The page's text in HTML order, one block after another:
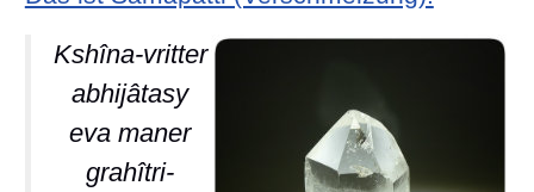
Kshîna-vritter
abhijâtasy
eva maner
grahîtri-